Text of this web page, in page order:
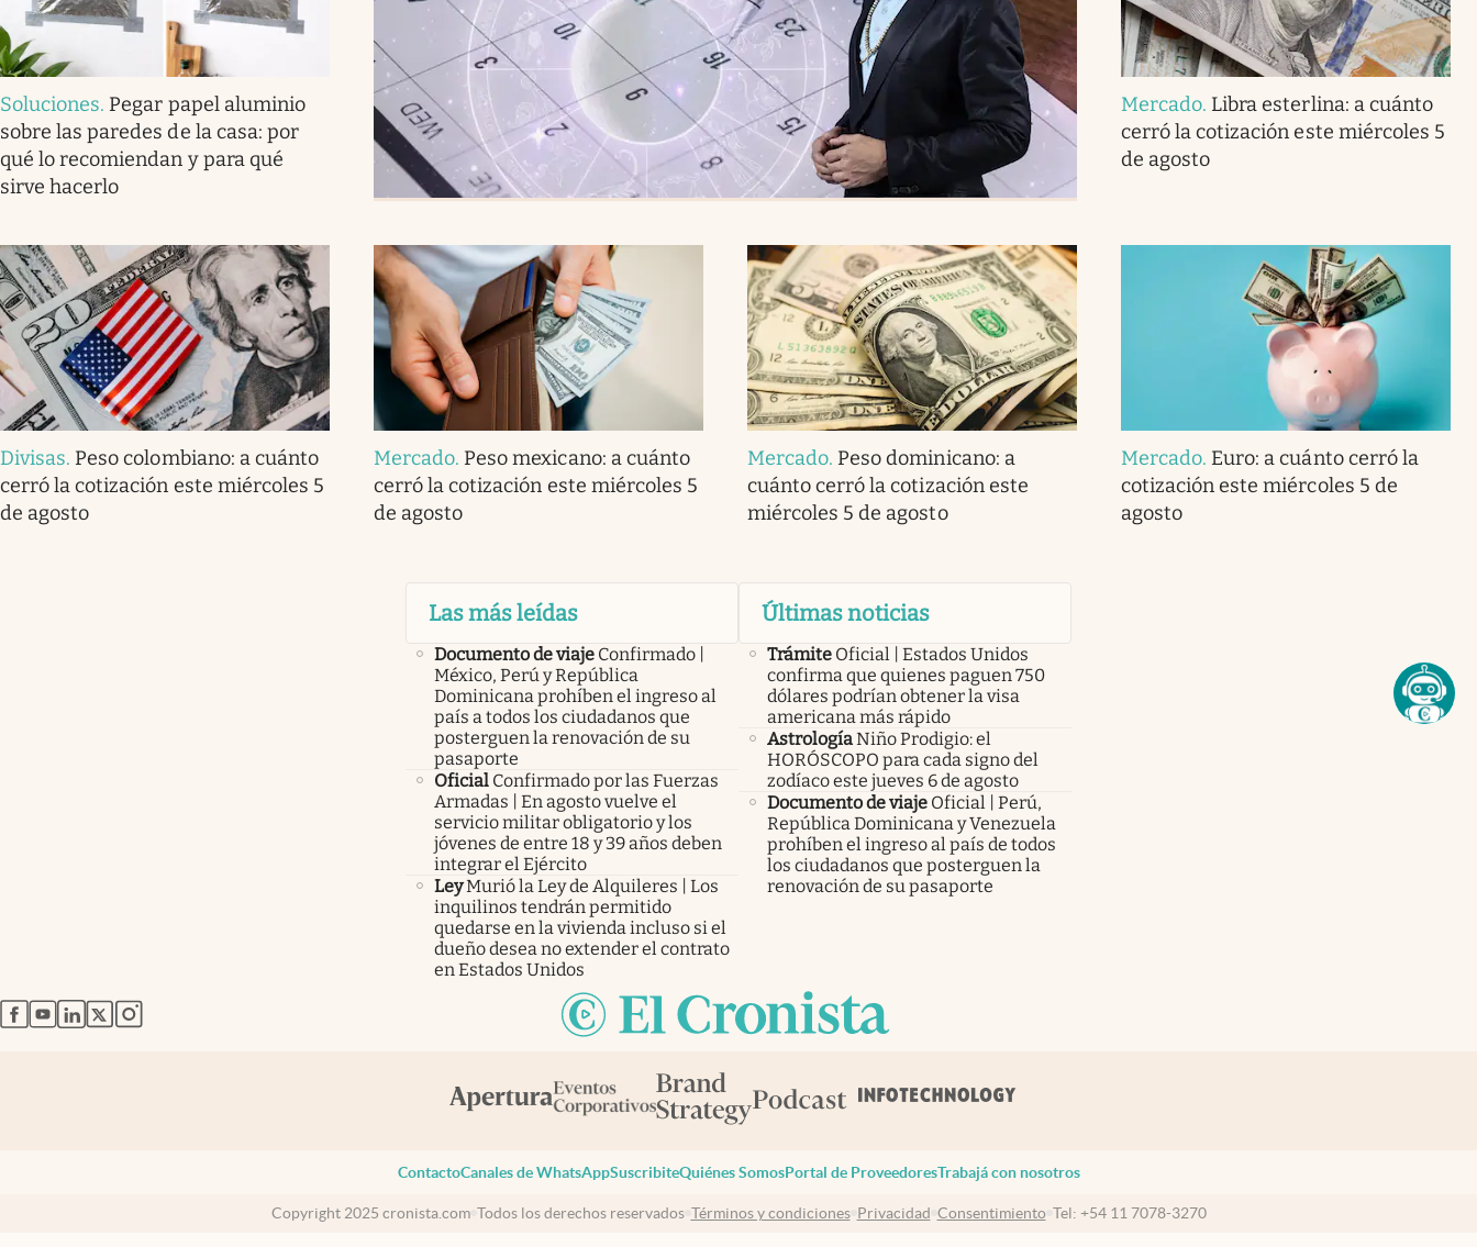
Soluciones. Pegar papel aluminio
sobre las paredes de la casa: por
qué lo recomiendan y para qué
sirve hacerlo
Mercado. Libra esterlina: a cuánto
cerró la cotización este miércoles 5
de agosto
Divisas. Peso colombiano: a cuánto
cerró la cotización este miércoles 5
de agosto
Mercado. Peso mexicano: a cuánto
cerró la cotización este miércoles 5
de agosto
Mercado. Peso dominicano: a
cuánto cerró la cotización este
miércoles 5 de agosto
Mercado. Euro: a cuánto cerró la
cotización este miércoles 5 de
agosto
Las más leídas
Documento de viaje Confirmado |
México, Perú y República
Dominicana prohíben el ingreso al
país a todos los ciudadanos que
posterguen la renovación de su
pasaporte
Oficial Confirmado por las Fuerzas
Armadas | En agosto vuelve el
servicio militar obligatorio y los
jóvenes de entre 18 y 39 años deben
integrar el Ejército
LeyMurió la Ley de Alquileres | Los
inquilinos tendrán permitido
quedarse en la vivienda incluso si el
dueño desea no extender el contrato
en Estados Unidos
Últimas noticias
Trámite Oficial | Estados Unidos
confirma que quienes paguen 750
dólares podrían obtener la visa
americana más rápido
AstrologíaNiño Prodigio: el
HORÓSCOPO para cada signo del
zodíaco este jueves 6 de agosto
Documento de viaje Oficial | Perú,
República Dominicana y Venezuela
prohíben el ingreso al país de todos
los ciudadanos que posterguen la
renovación de su pasaporte
abre en nueva pestaña
abre en nueva pestaña
abre en nueva pestaña
abre en nueva pestaña
abre en nueva pestaña
ContactoCanales de WhatsAppSuscribiteQuiénes SomosPortal de ProveedoresTrabajá con nosotros
Copyright 2025 cronista.com Todos los derechos reservados Términos y condiciones Privacidad Consentimiento Tel: +54 11 7078-3270